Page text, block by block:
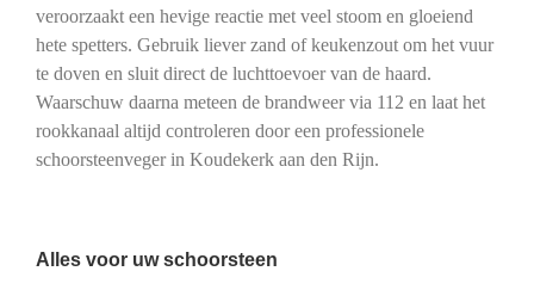
veroorzaakt een hevige reactie met veel stoom en gloeiend
hete spetters. Gebruik liever zand of keukenzout om het vuur
te doven en sluit direct de luchttoevoer van de haard.
Waarschuw daarna meteen de brandweer via 112 en laat het
rookkanaal altijd controleren door een professionele
schoorsteenveger in Koudekerk aan den Rijn.
Alles voor uw schoorsteen